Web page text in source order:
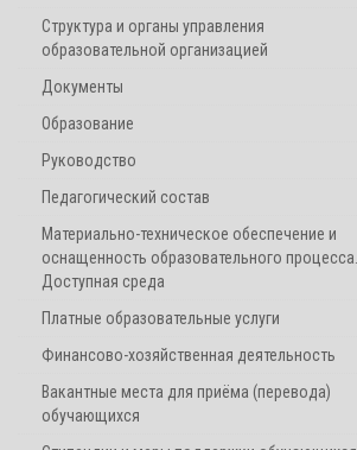
Структура и органы управления
образовательной организацией
Документы
Образование
Руководство
Педагогический состав
Материально-техническое обеспечение и
оснащенность образовательного процесса.
Доступная среда
Платные образовательные услуги
Финансово-хозяйственная деятельность
Вакантные места для приёма (перевода)
обучающихся